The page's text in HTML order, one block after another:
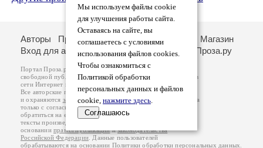
Мы используем файлы cookie
для улучшения работы сайта.
Оставаясь на сайте, вы
соглашаетесь с условиями
использования файлов cookies.
Чтобы ознакомиться с
Политикой обработки
персональных данных и файлов
cookie, нажмите здесь.
Соглашаюсь
Авторы Произведения Рецензии
Магазин
Вход для авторов
О портале Стихи.ру Проза.ру
Портал Проза.ру предоставляет авторам возможность
свободной публикации своих литературных произведений в
сети Интернет на основании
Все авторские права на произведения принадлежат авторам
и охраняются законом. Перепечатка произведений возможна
только с согласия его автора, к которому вы можете
обратиться на его авторской странице. Ответственность за
тексты произведений авторы несут самостоятельно на
основанииправил публикацииизаконодательства
Российской Федерации . Данные пользователей
обрабатываются на основании Политики обработки персональных данных